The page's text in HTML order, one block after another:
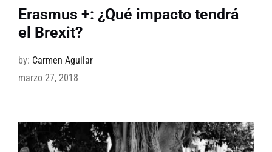
Erasmus +: ¿Qué impacto tendrá
el Brexit?
by: Carmen Aguilar
marzo 27, 2018